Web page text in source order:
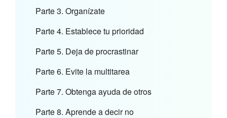
Parte 3. Organízate
Parte 4. Establece tu prioridad
Parte 5. Deja de procrastinar
Parte 6. Evite la multitarea
Parte 7. Obtenga ayuda de otros
Parte 8. Aprende a decir no